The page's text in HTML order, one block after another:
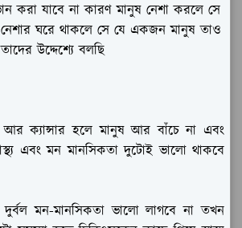
করা যাবে না কারণ মানুষ নেশা করলে সে
ঘরে থাকলে সে যে একজন মানুষ তাও
উদ্দেশ্যে বলছি
ক্যান্সার হলে মানুষ আর বাঁচে না এবং
এবং মন মানসিকতা দুটোই ভালো থাকবে
মন-মানসিকতা ভালো লাগবে না তখন